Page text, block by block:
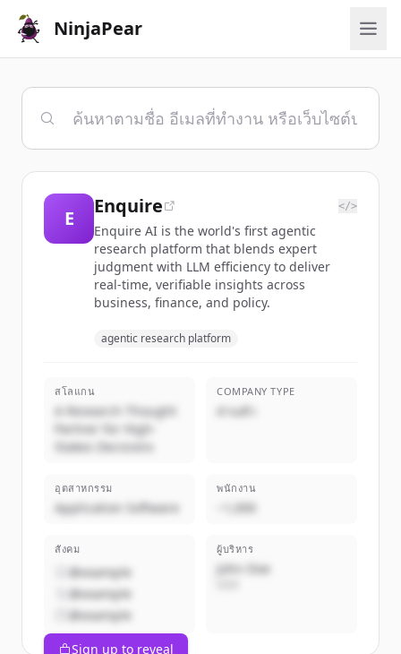
NinjaPear
E
Enquire </>
Enquire AI is the world's first agentic
research platform that blends expert
judgment with LLM efficiency to deliver
real-time, verifiable insights across
business, finance, and policy.
agentic research platform
สโลแกน
A Research Thought
Partner for High-
Stakes Decisions
COMPANY TYPE
ส่วนตัว
อุตสาหกรรม
Application Software
พนักงาน
~1,000
สังคม
@example
@example
@example
ผู้บริหาร
John Doe
Sign up to reveal